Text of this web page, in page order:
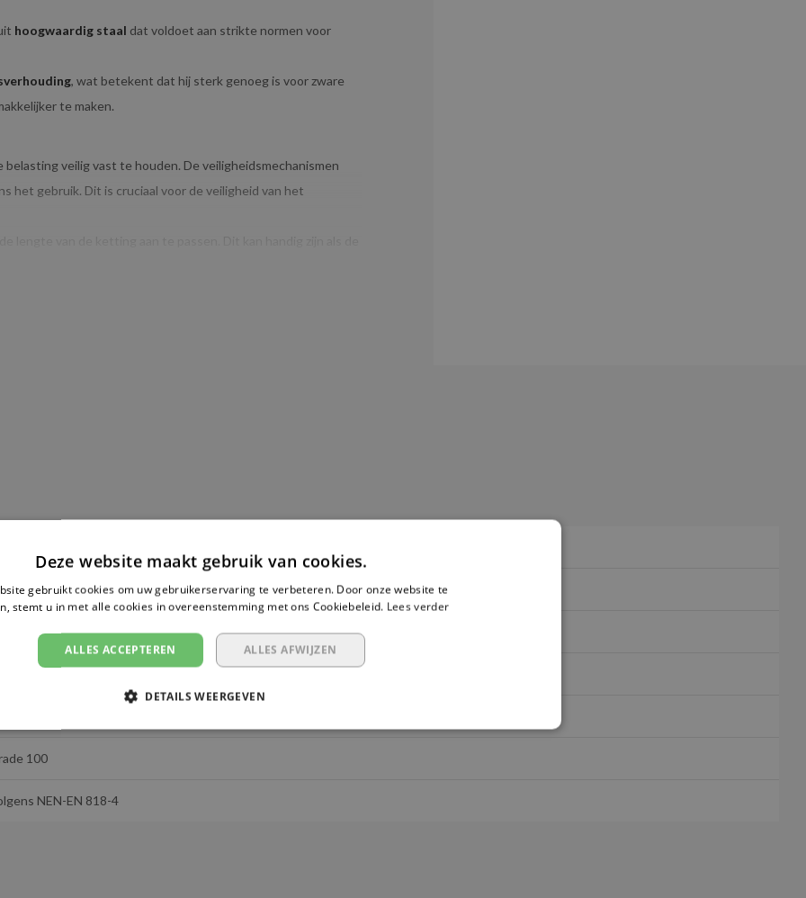
hoogwaardig staal dat voldoet aan strikte normen voor
, wat betekent dat hij sterk genoeg is voor zware
te maken.
veilig vast te houden. De veiligheidsmechanismen
het gebruik. Dit is cruciaal voor de veiligheid van het
gebruikt kan worden om lasten tot 3,75 ton te hijsen, mits
worden nageleefd.
bevestigt de sterkte en veiligheid van de ketting, zodat
aan de regelgeving voor professioneel hijsen.
en een veilige verbinding van de ketting met de lading,
meter
100
NEN-EN 818-4
Deze website maakt gebruik van cookies.
gebruikt cookies om uw gebruikerservaring te verbeteren. Door onze website te
stemt u in met alle cookies in overeenstemming met ons Cookiebeleid. Lees verder
ALLES ACCEPTEREN ALLES AFWIJZEN
DETAILS WEERGEVEN